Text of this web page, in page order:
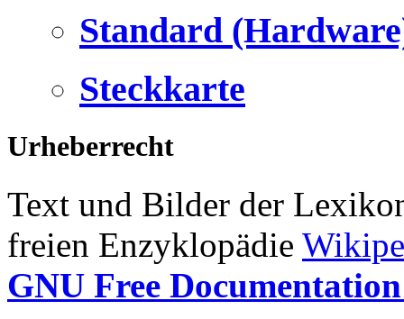
Standard
Steckkarte
Urheberrecht
Text und Bilder der
freien Enzyklopädie
GNU Free